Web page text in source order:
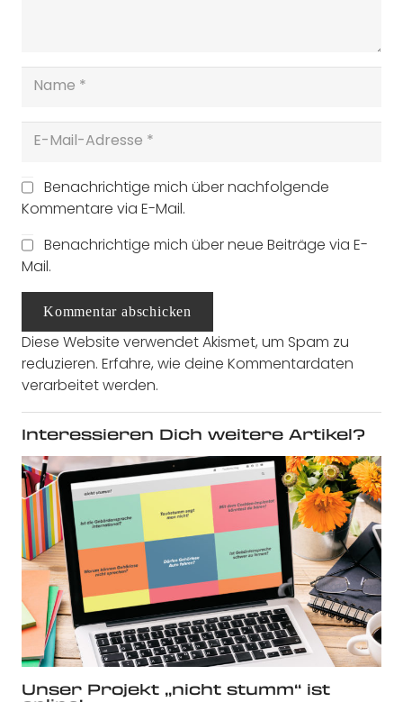
Benachrichtige mich über nachfolgende
Kommentare via E-Mail.
Benachrichtige mich über neue Beiträge via E-
Mail.
Kommentar abschicken
Diese Website verwendet Akismet, um Spam zu
reduzieren. Erfahre, wie deine Kommentardaten
verarbeitet werden.
Interessieren Dich weitere Artikel?
Unser Projekt „nicht stumm“ ist